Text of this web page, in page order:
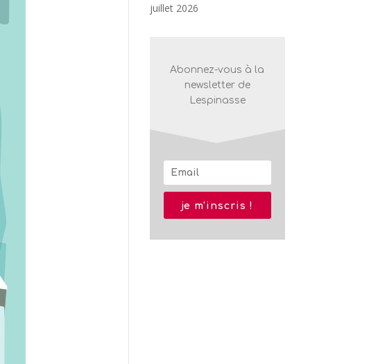
juillet 2026
Abonnez-vous à la
newsletter de
Lespinasse
je m'inscris !